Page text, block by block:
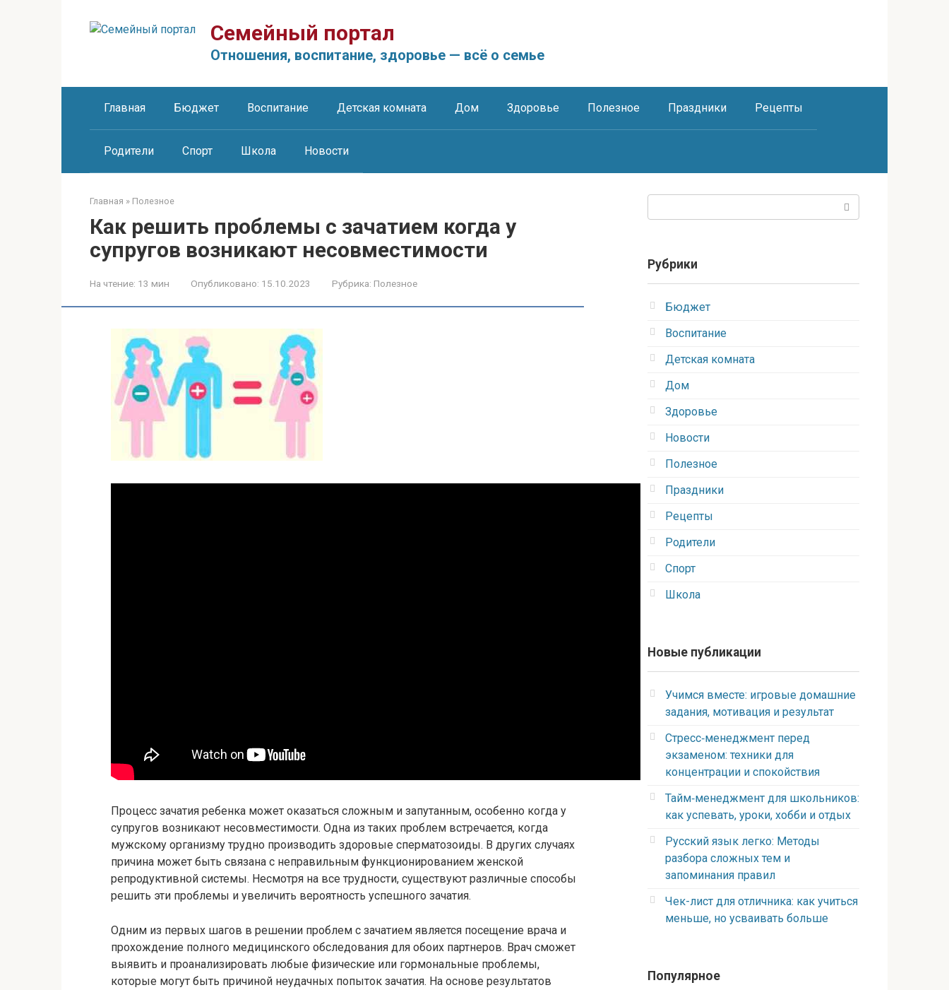
Семейный портал
Отношения, воспитание, здоровье — всё о семье
Главная Бюджет Воспитание Детская комната Дом Здоровье Полезное Праздники Рецепты
Родители Спорт Школа Новости
Главная » Полезное
Как решить проблемы с зачатием когда у
супругов возникают несовместимости
На чтение: 13 мин Опубликовано: 15.10.2023 Рубрика: Полезное
Процесс зачатия ребенка может оказаться сложным и запутанным, особенно когда у
супругов возникают несовместимости. Одна из таких проблем встречается, когда
мужскому организму трудно производить здоровые сперматозоиды. В других случаях
причина может быть связана с неправильным функционированием женской
репродуктивной системы. Несмотря на все трудности, существуют различные способы
решить эти проблемы и увеличить вероятность успешного зачатия.
Одним из первых шагов в решении проблем с зачатием является посещение врача и
прохождение полного медицинского обследования для обоих партнеров. Врач сможет
выявить и проанализировать любые физические или гормональные проблемы,
которые могут быть причиной неудачных попыток зачатия. На основе результатов
Рубрики
Бюджет
Воспитание
Детская комната
Дом
Здоровье
Новости
Полезное
Праздники
Рецепты
Родители
Спорт
Школа
Новые публикации
Учимся вместе: игровые домашние
задания, мотивация и результат
Стресс‑менеджмент перед
экзаменом: техники для
концентрации и спокойствия
Тайм‑менеджмент для школьников:
как успевать, уроки, хобби и отдых
Русский язык легко: Методы
разбора сложных тем и
запоминания правил
Чек-лист для отличника: как учиться
меньше, но усваивать больше
Популярное